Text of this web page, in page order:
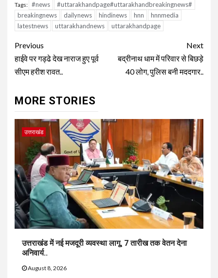
Tags: #news
#uttarakhandpage#uttarakhandbreakingnews#
breakingnews
dailynews hindinews hnn
hnnmedia
latestnews
uttarakhandnews uttarakhandpage
Continue
Reading
Previous
हाईवे पर गड्ढे देख नाराज हुए पूर्व
सीएम हरीश रावत..
Next
बद्रीनाथ धाम में परिवार से बिछड़े
40 लोग, पुलिस बनी मददगार..
MORE STORIES
उत्तराखंड
उत्तराखंड में नई मजदूरी व्यवस्था लागू, 7 तारीख तक वेतन देना
अनिवार्य..
August 8, 2026